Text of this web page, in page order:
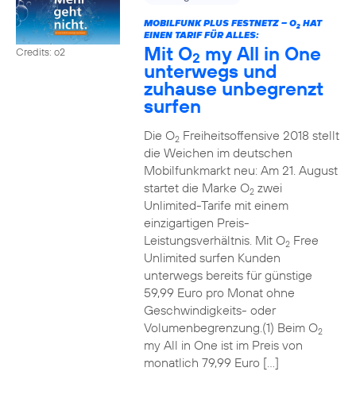
Credits: o2
MOBILFUNK PLUS FESTNETZ – O2HAT
EINEN TARIF FÜR ALLES:
Mit O2 my All in One
unterwegs und
zuhause unbegrenzt
surfen
Die O2Freiheitsoffensive 2018 stellt
die Weichen im deutschen
Mobilfunkmarkt neu: Am 21. August
startet die Marke O2zwei
Unlimited-Tarife mit einem
einzigartigen Preis-
Leistungsverhältnis. Mit O2Free
Unlimited surfen Kunden
unterwegs bereits für günstige
59,99 Euro pro Monat ohne
Geschwindigkeits- oder
Volumenbegrenzung.(1) Beim O2
my All in One ist im Preis von
monatlich 79,99 Euro […]